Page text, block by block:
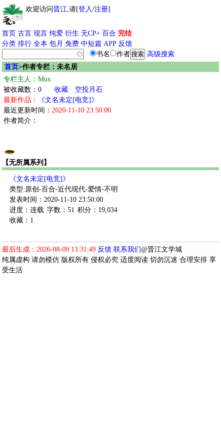
欢迎访问晋江,请[登入/注册]
首页 古言 现言 纯爱 衍生 无CP+ 百合 完结
分类 排行 全本 包月 免费 中短篇 APP 反馈
书名
作者
高级搜索
首页>作者专栏：未名居
专栏主人：Mux
被收藏数：0
收藏
空投月石
最新作品：
《文名未定[电竞]》
最近更新时间： 2020-11-10 23:50:00
作者简介：
【无所属系列】
《文名未定[电竞]》
类型:原创-百合-近代现代-爱情-不明
发表时间：2020-11-10 23:50:00
进度：连载 字数：51 积分：19,034
收藏：1
最后生成：2026-08-09 13:31:49 反馈 联系我们@晋江文学城
纯属虚构 请勿模仿 版权所有 侵权必究 适度阅读 切勿沉迷 合理安排 享
受生活